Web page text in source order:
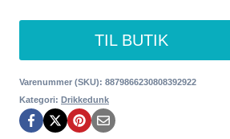
TIL BUTIK
Varenummer (SKU): 8879866230808392922
Kategori: Drikkedunk